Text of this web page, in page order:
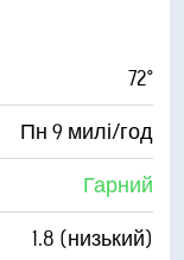
51° F
9 (Дуже яскраво)
6%
10 милі
72°
Пн 9 милі/год
Гарний
1.8 (низький)